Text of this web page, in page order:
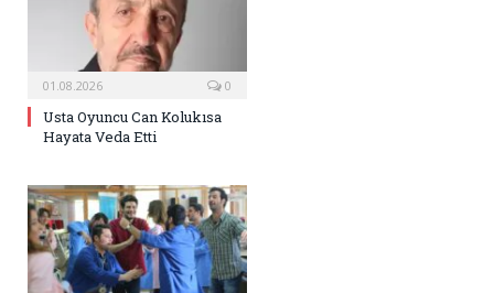
01.08.2026 0
Usta Oyuncu Can Kolukısa
Hayata Veda Etti